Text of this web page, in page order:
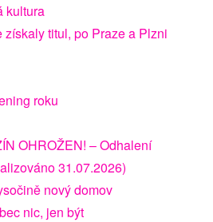
kultura
titul, po Praze a Plzni
roku
OHROŽEN! – Odhalení
31.07.2026)
nový domov
nic, jen být